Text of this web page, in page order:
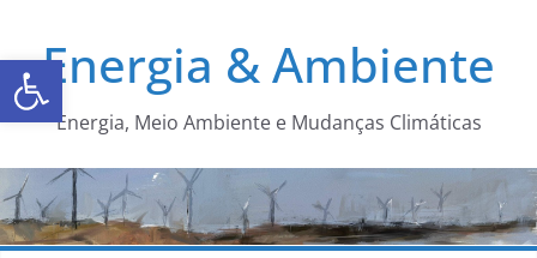
Abrir a barra de ferramentas
Energia & Ambiente
Energia, Meio Ambiente e Mudanças Climáticas